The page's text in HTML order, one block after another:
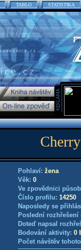
TABLO STATISTIKA
Pohlaví: žena
Věk: 0
Ve zpovědnici
Číslo profilu: 14250
Naposledy se
Poslední
Doteď napsal
Bodování aktivity: 0
Počet návštěv